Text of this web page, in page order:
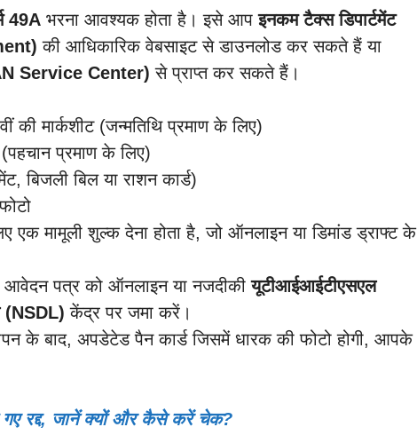
49A भरना आवश्यक होता है। इसे आपइनकम टैक्स डिपार्टमेंट
की आधिकारिक वेबसाइट से डाउनलोड कर सकते हैं या
Service Center) से प्राप्त कर सकते हैं।
की मार्कशीट (जन्मतिथि प्रमाण के लिए)
(पहचान प्रमाण के लिए)
बिजली बिल या राशन कार्ड)
एक मामूली शुल्क देना होता है, जो ऑनलाइन या डिमांड ड्राफ्ट के
पत्र को ऑनलाइन या नजदीकीयूटीआईआईटीएसएल
(NSDL) केंद्र पर जमा करें।
के बाद, अपडेटेड पैन कार्ड जिसमें धारक की फोटो होगी, आपके
गए रद्द, जानें क्यों और कैसे करें चेक?